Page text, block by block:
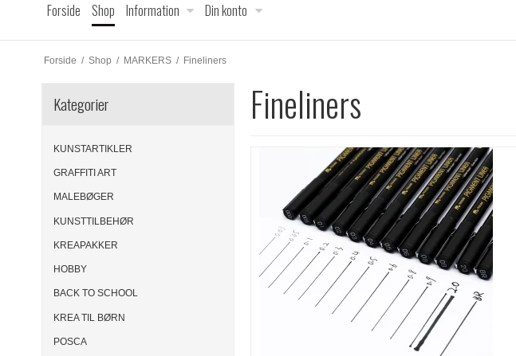
Forside Shop Information Din konto
Forside / Shop / MARKERS / Fineliners
Kategorier
KUNSTARTIKLER
GRAFFITI ART
MALEBØGER
KUNSTTILBEHØR
KREAPAKKER
HOBBY
BACK TO SCHOOL
KREA TIL BØRN
POSCA
Fineliners